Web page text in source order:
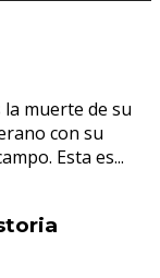
muerte de su
con su
Esta es...